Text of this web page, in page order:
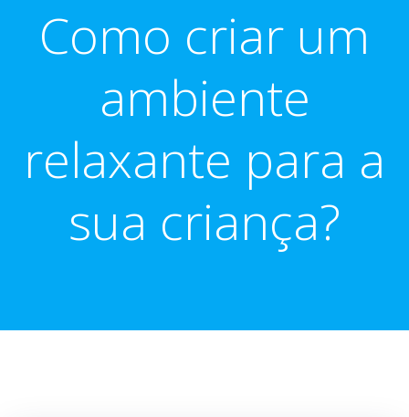
Como criar um
ambiente
relaxante para a
sua criança?